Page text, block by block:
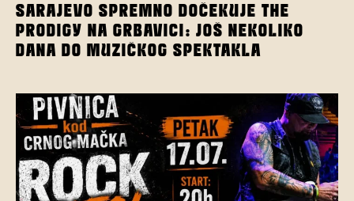
SARAJEVO SPREMNO DOČEKUJE THE
PRODIGY NA GRBAVICI: JOŠ NEKOLIKO
DANA DO MUZIČKOG SPEKTAKLA